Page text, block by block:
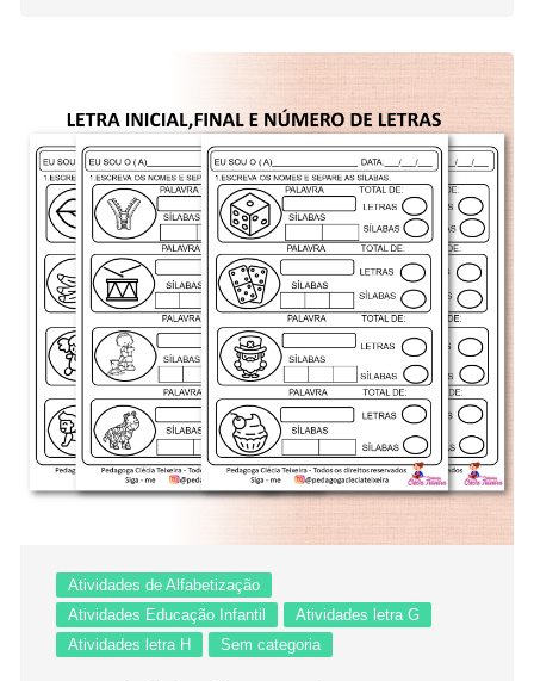
Atividades de Alfabetização
Atividades Educação Infantil
Atividades letra G
Atividades letra H
Sem categoria